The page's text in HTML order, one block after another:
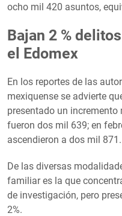
ocho mil 420 asuntos,
Bajan 2 %
el Edomex
En los reportes de las
mexiquense se advierte
presentado un incremento
fueron dos mil 639; en
ascendieron a dos mil 871.
De las diversas
familiar es la que
de investigación, pero
2%.